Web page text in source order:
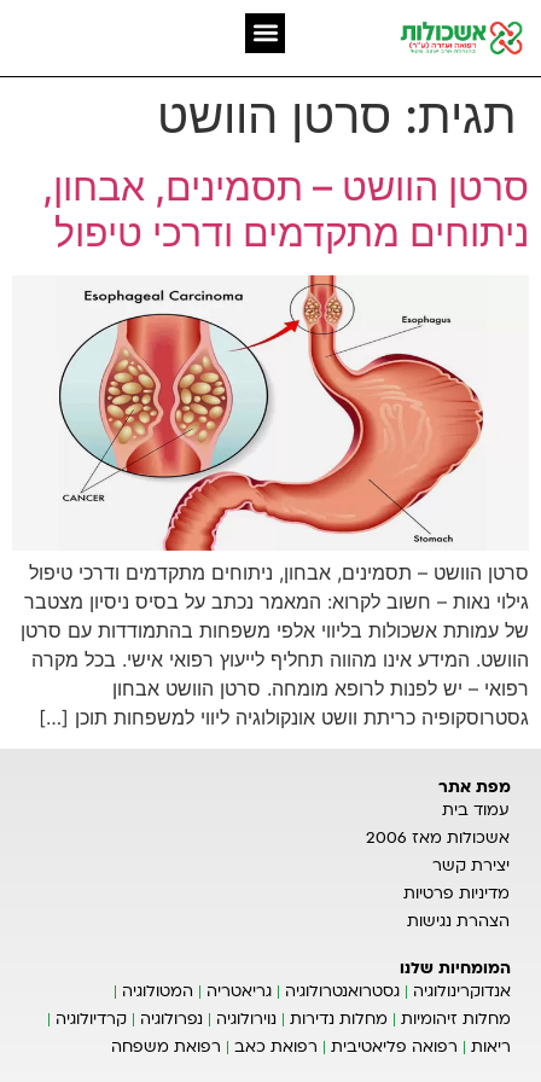
תגית: סרטן הוושט
סרטן הוושט – תסמינים, אבחון,
ניתוחים מתקדמים ודרכי טיפול
סרטן הוושט – תסמינים, אבחון, ניתוחים מתקדמים ודרכי טיפול
גילוי נאות – חשוב לקרוא: המאמר נכתב על בסיס ניסיון מצטבר
של עמותת אשכולות בליווי אלפי משפחות בהתמודדות עם סרטן
הוושט. המידע אינו מהווה תחליף לייעוץ רפואי אישי. בכל מקרה
רפואי – יש לפנות לרופא מומחה. סרטן הוושט אבחון
גסטרוסקופיה כריתת וושט אונקולוגיה ליווי למשפחות תוכן […]
מפת אתר
עמוד בית
אשכולות מאז 2006
יצירת קשר
מדיניות פרטיות
הצהרת נגישות
המומחיות שלנו
אנדוקרינולוגיה
גסטרואנטרולוגיה גריאטריה
המטולוגיה
מחלות זיהומיות
מחלות נדירות נוירולוגיה נפרולוגיה
קרדיולוגיה
ריאות
רפואה פליאטיבית רפואת כאב רפואת משפחה